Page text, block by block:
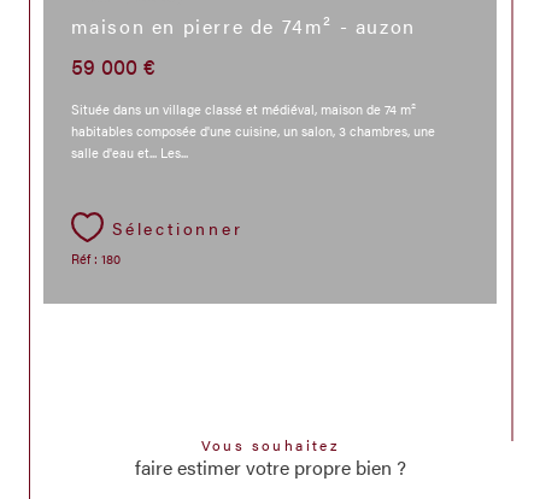
maison en pierre de 74m² - auzon
59 000 €
Située dans un village classé et médiéval, maison de 74 m²
habitables composée d'une cuisine, un salon, 3 chambres, une
salle d'eau et... Les...
Sélectionner
Réf : 180
Vous souhaitez
faire estimer votre propre bien ?